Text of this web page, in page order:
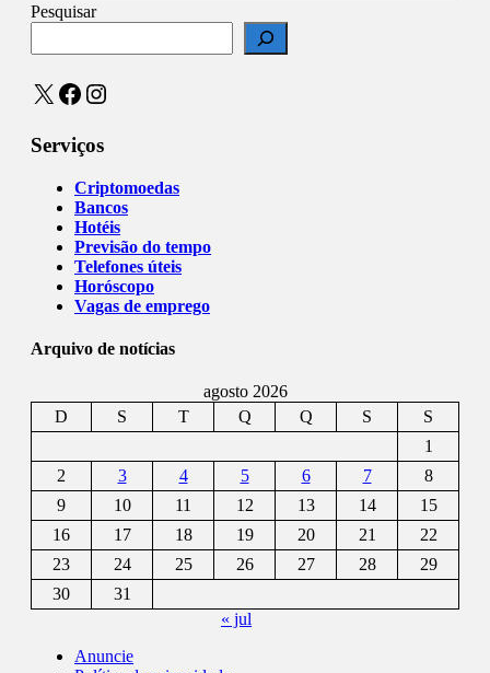
Pesquisar
X Facebook
Instagram
Serviços
Criptomoedas
Bancos
Hotéis
Previsão do tempo
Telefones úteis
Horóscopo
Vagas de emprego
Arquivo de notícias
agosto 2026
D
S T Q Q S
S
1
2
3 4 5 6 7
8
9
10 11 12 13 14
15
16
17 18 19 20 21
22
23
24 25 26 27 28
29
30
31
« jul
Anuncie